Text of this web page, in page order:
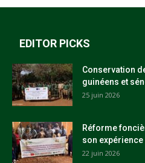
EDITOR PICKS
Conservation
guinéens et
25 juin 2026
Réforme
son
22 juin 2026